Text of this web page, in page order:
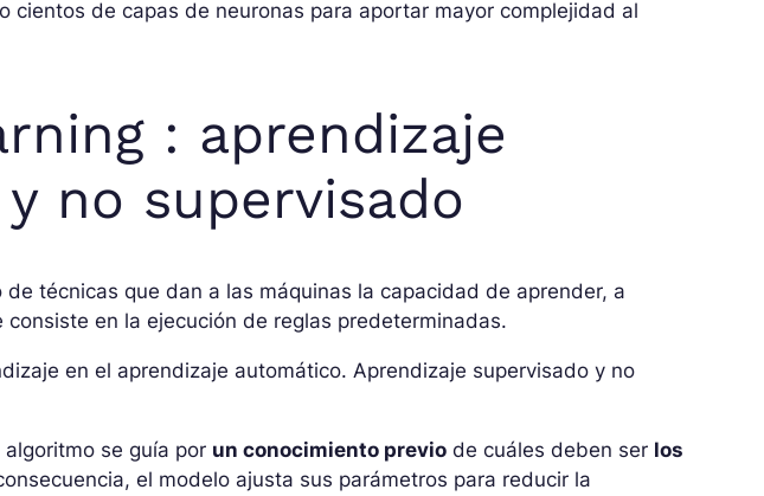
cientos de capas de neuronas para aportar mayor complejidad al
: aprendizaje
no supervisado
de técnicas que dan a las máquinas la capacidad de aprender, a
en la ejecución de reglas predeterminadas.
en el aprendizaje automático. Aprendizaje supervisado y no
algoritmo se guía por un conocimiento previo de cuáles deben ser los
el modelo ajusta sus parámetros para reducir la